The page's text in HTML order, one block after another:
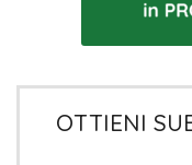
OTTIENI